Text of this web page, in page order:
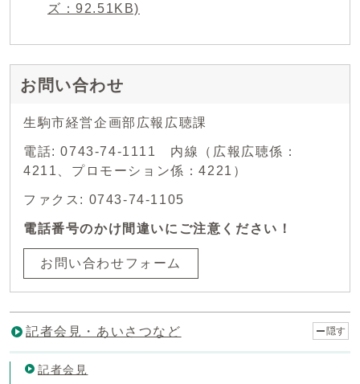
ズ：92.51KB)
お問い合わせ
生駒市経営企画部広報広聴課
電話: 0743-74-1111 内線（広報広聴係：
4211、プロモーション係：4221）
ファクス: 0743-74-1105
電話番号のかけ間違いにご注意ください！
お問い合わせフォーム
記者会見・あいさつなど 隠す
記者会見